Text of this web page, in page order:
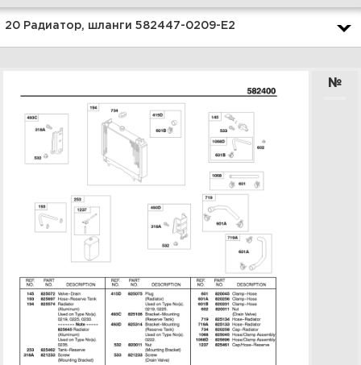
22 Стойка с
хронометрическим
механизмом, триггер
зажигания 582447-0209-E2
20 Радиатор, шланги 582447-0209-E2
№